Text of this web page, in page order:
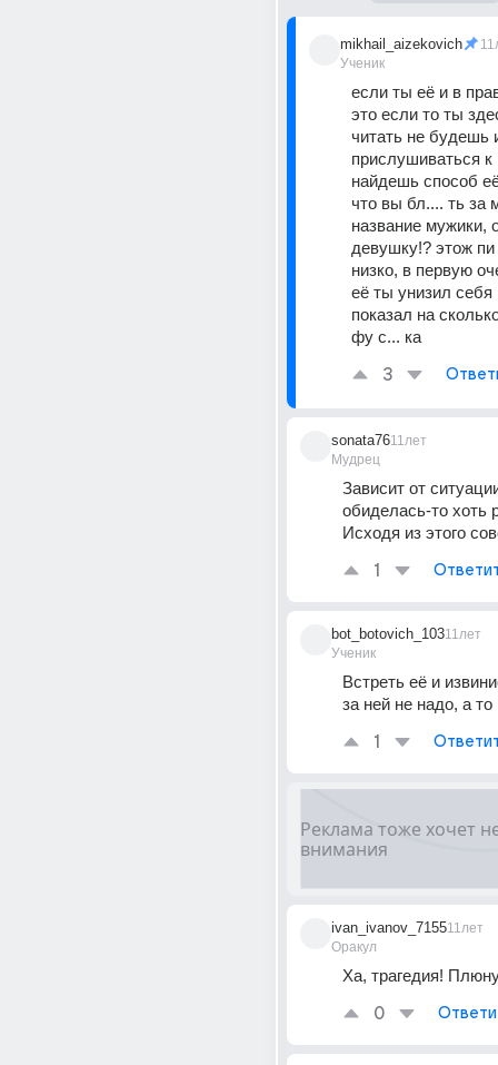
mikhail_aizekovich
Ученик
если ты её и в
это если то ты
читать не будешь
прислушиваться
найдешь способ
что вы бл.... ть за
название мужики,
девушку!? этож пи
низко, в первую
её ты унизил себя
показал на
фу с... ка
3
sonata76
Мудрец
11лет
Зависит от
обиделась-то хоть
Исходя из этого
1
bot_botovich_103
Ученик
11лет
Встреть её и
за ней не надо, а то
1
ivan_ivanov_7155
Оракул
11лет
Ха, трагедия!
0